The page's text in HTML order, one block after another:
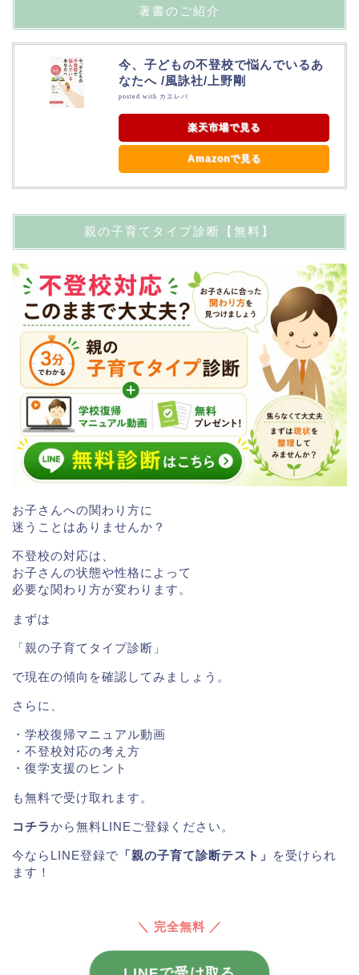
著書のご紹介
今、子どもの不登校で悩んでいるあ
なたへ /風詠社/上野剛
posted with カエレバ
楽天市場で見る
Amazonで見る
親の子育てタイプ診断【無料】
お子さんへの関わり方に
迷うことはありませんか？
不登校の対応は、
お子さんの状態や性格によって
必要な関わり方が変わります。
まずは
「親の子育てタイプ診断」
で現在の傾向を確認してみましょう。
さらに、
・学校復帰マニュアル動画
・不登校対応の考え方
・復学支援のヒント
も無料で受け取れます。
コチラから無料LINEご登録ください。
今ならLINE登録で 「親の子育て診断テスト」
を受けられ
ます！
＼ 完全無料 ／